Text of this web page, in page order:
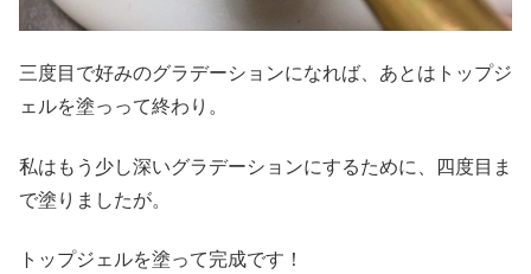
三度目で好みのグラデーションになれば、あとはトップジ
ェルを塗っって終わり。
私はもう少し深いグラデーションにするために、四度目ま
で塗りましたが。
トップジェルを塗って完成です！